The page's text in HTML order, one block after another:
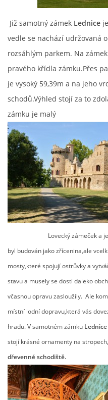
© 2026 eStránky.cz |RSS|
Již samotný zámek Lednice
vedle se nachází udržovaná
rozsáhlým parkem. Na
pravého křídla zámku.Přes
je vysoký 59,39m a na jeho
schodů.Výhled stojí za to
zámku je
Lovecký zámeček a
byl budován jako zřícenina,ale
mosty,které spojují ostrůvky a
stavu a musely se dosti daleko
včasnou opravu zasloužily. Ale
místní lodní dopravu,která vás
hradu. V samotném zámku Lednice
stojí krásné ornamenty na
dřevenné